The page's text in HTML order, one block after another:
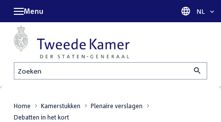
Zoeken
Menu Taal
NL
Home Kamerstukken
Plenaire verslagen
Debatten in het kort